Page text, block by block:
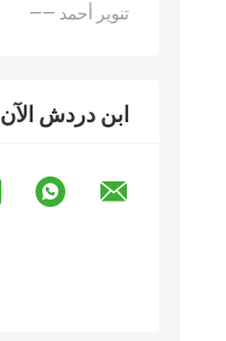
—— تنوير أحمد
ابن دردش الآن